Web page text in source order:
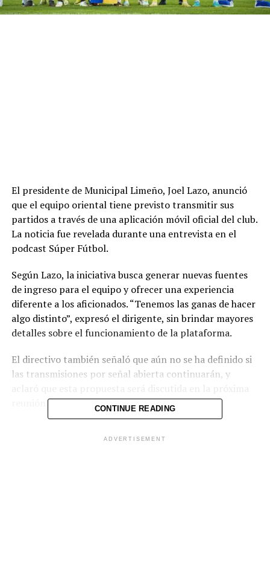
El presidente de Municipal Limeño, Joel Lazo, anunció
que el equipo oriental tiene previsto transmitir sus
partidos a través de una aplicación móvil oficial del club.
La noticia fue revelada durante una entrevista en el
podcast Súper Fútbol.
Según Lazo, la iniciativa busca generar nuevas fuentes
de ingreso para el equipo y ofrecer una experiencia
diferente a los aficionados. “Tenemos las ganas de hacer
algo distinto”, expresó el dirigente, sin brindar mayores
detalles sobre el funcionamiento de la plataforma.
El directivo también señaló que aún no se ha definido si
las transmisiones por señal abierta continuarán, y
reunión con la junta directiva.
Clausura 2025, tras perder la final ante Alianza.
CONTINUE READING
ADVERTISEMENT